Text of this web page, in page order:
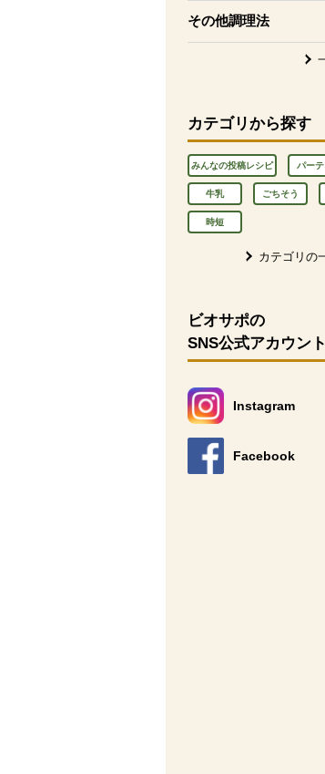
その他調理法
カテゴリから探す
みんなの投稿レシピ パーテ
牛乳 ごちそう
時短
カテゴリの
ビオサポの
SNS公式アカウント
Instagram
別のウィンドウ
Facebook
別のウィンドウ